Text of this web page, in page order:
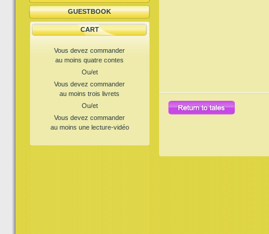
GUESTBOOK
CART
Vous devez commander
au moins quatre contes
Ou/et
Vous devez commander
au moins trois livrets
Ou/et
Vous devez commander
au moins une lecture-vidéo